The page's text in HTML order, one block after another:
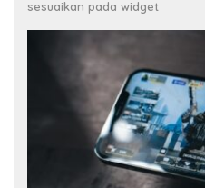
sesuaikan pada widget